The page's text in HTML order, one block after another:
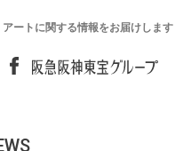
ートに関する情報をお届けします